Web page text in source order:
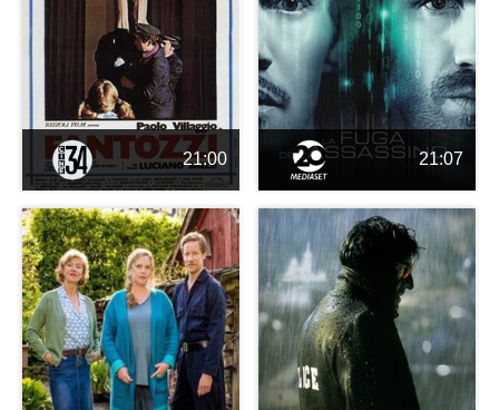
21:00 21:07